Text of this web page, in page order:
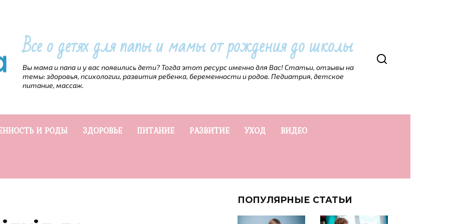
Все о детях для папы и мамы от рождения до школы
Вы мама и папа и у вас появились дети? Тогда этот ресурс именно для Вас! Статьи, отзывы на
темы: здоровья, психологии, развития ребенка, беременности и родов. Педиатрия, детское
питание, массаж.
И РОДЫ ЗДОРОВЬЕ ПИТАНИЕ РАЗВИТИЕ УХОД ВИДЕО
ПОПУЛЯРНЫЕ СТАТЬИ